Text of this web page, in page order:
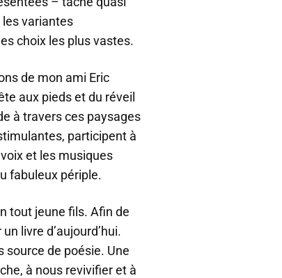
variantes
choix les plus vastes.
de mon ami Eric
aux pieds et du réveil
à travers ces paysages
participent à
et les musiques
fabuleux périple.
tout jeune fils. Afin de
livre d’aujourd’hui.
source de poésie. Une
à nous revivifier et à